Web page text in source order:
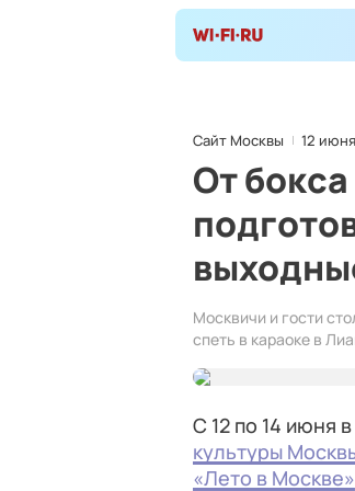
Сайт Москвы 12 июня
От
Москвичи и гости
спеть в караоке в
С 12 по 14 июня
культуры
«Лето в Москве»